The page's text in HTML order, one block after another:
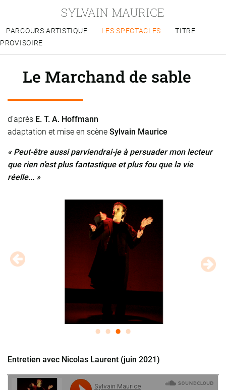
SYLVAIN MAURICE
PARCOURS ARTISTIQUE LES SPECTACLES
TITRE
PROVISOIRE
Le Marchand de sable
d'après E. T. A. Hoffmann
adaptation et mise en scène Sylvain Maurice
« Peut-être aussi parviendrai-je à persuader mon lecteur
que rien n’est plus fantastique et plus fou que la vie
réelle... »
Entretien avec Nicolas Laurent (juin 2021)